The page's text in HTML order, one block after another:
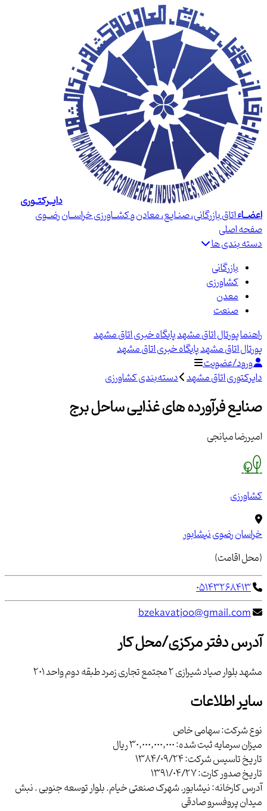
دایــرکتــوری
اعضــاءاتاق بازرگانی، صنـایع، معادن و کشــاورزی خراســان رضــوی
صفحه اصلی
دسته بندی ها
بازرگانی
کشاورزی
معدن
صنعت
راهنماپورتال اتاق مشهدپایگاه خبری اتاق مشهد
پورتال اتاق مشهدپایگاه خبری اتاق مشهد
ورود/عضویت
دایرکتوری اتاق مشهد دسته‌بندی کشاورزی
صنایع فرآورده های غذایی ساحل برج
امیررضا میانجی
کشاورزی
خراسان رضوینیشابور
(محل اقامت)
05143268413
bzekavatjoo@gmail.com
آدرس دفتر مرکزی/محل کار
مشهد بلوار صياد شيرازي 2 مجتمع تجاري زمرد طبقه دوم واحد 201
سایر اطلاعات
نوع شرکت:سهامی خاص
میزان سرمایه ثبت شده:30,000,000,000 ریال
تاریخ تاسیس شرکت:1384/09/24
تاریخ صدور کارت:1391/04/27
آدرس کارخانه:نیشابور. شهرک صنعتی خیام. بلوار توسعه جنوبی . نبش
میدان پروفسرو صادقی